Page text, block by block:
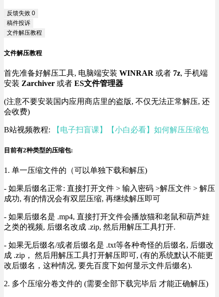
反馈失效 0
稿件投诉
文件解压教程
文件解压教程
首先准备好解压工具, 电脑端安装 WINRAR 或者 7z, 手机端
安装 Zarchiver 或者 ES文件管理器
(注意不要安装国内应用商店里的盗版, 不仅无法正常解压, 还
会收费)
B站视频教程: 【电子扫盲课】【小白必看】如何解压压缩包
目前有2种类型的压缩包:
1. 单一压缩文件的（可以单独下载和解压)
- 如果后缀名正常: 直接打开文件 > 输入密码 >解压文件 > 解压
成功, 有的情况会有双层压缩, 再继续解压即可
- 如果后缀名是 .mp4, 直接打开文件会播放猫和老鼠和葫芦娃
之类的视频, 后缀名改成 .zip, 然后用解压工具打开.
- 如果无后缀名/或者后缀名是 .txt等各种奇怪的后缀名, 后缀改
成 .zip， 然后用解压工具打开解压即可, (有的系统默认不能更
改后缀名，这种情况, 要先百度下如何显示文件后缀名).
2. 多个压缩分卷文件的 (需要全部下载完毕后 才能正确解压)